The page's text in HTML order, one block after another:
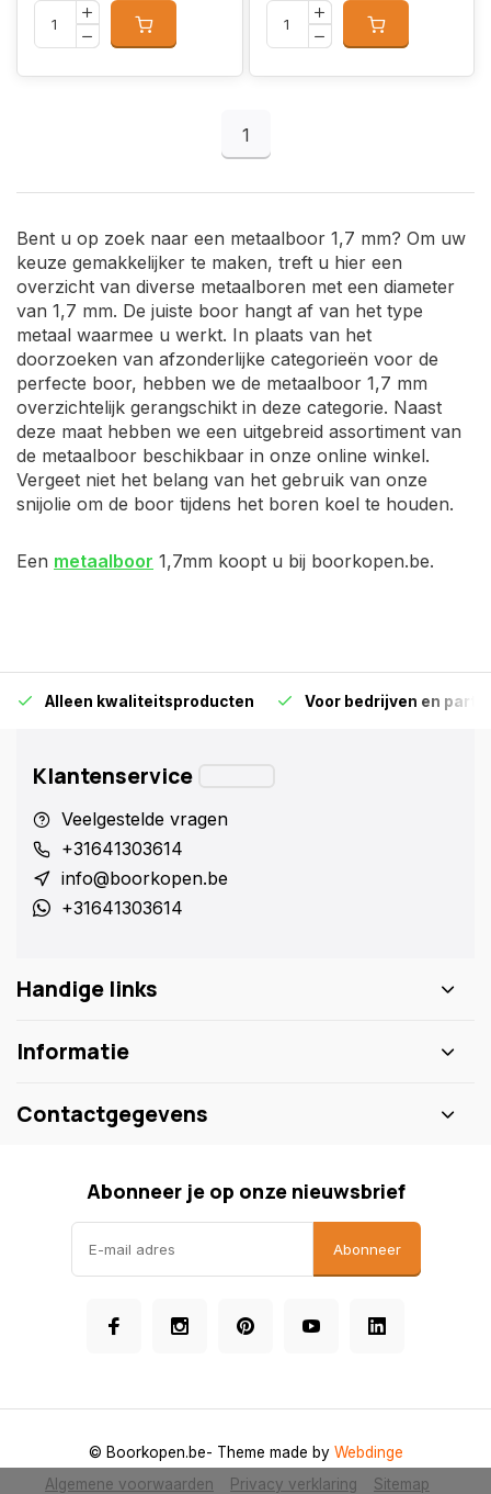
1
Bent u op zoek naar een metaalboor 1,7 mm? Om uw
keuze gemakkelijker te maken, treft u hier een
overzicht van diverse metaalboren met een diameter
van 1,7 mm. De juiste boor hangt af van het type
metaal waarmee u werkt. In plaats van het
doorzoeken van afzonderlijke categorieën voor de
perfecte boor, hebben we de metaalboor 1,7 mm
overzichtelijk gerangschikt in deze categorie. Naast
deze maat hebben we een uitgebreid assortiment van
de metaalboor beschikbaar in onze online winkel.
Vergeet niet het belang van het gebruik van onze
snijolie om de boor tijdens het boren koel te houden.
Een metaalboor 1,7mm koopt u bij boorkopen.be.
Alleen kwaliteitsproducten Voor bedrijven en
Klantenservice
Veelgestelde vragen
+31641303614
info@boorkopen.be
+31641303614
Handige links
Informatie
Contactgegevens
Abonneer je op onze nieuwsbrief
Abonneer
Algemene voorwaarden Privacy verklaring Sitemap
© Boorkopen.be- Theme made by Webdinge